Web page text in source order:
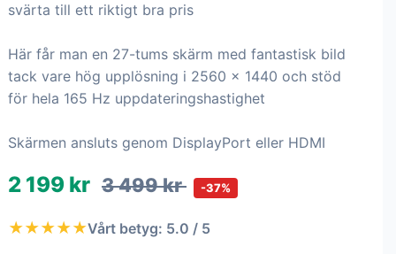
svärta till ett riktigt bra pris
Här får man en 27-tums skärm med fantastisk bild
tack vare hög upplösning i 2560 x 1440 och stöd
för hela 165 Hz uppdateringshastighet
Skärmen ansluts genom DisplayPort eller HDMI
2 199 kr 3 499 kr -37%
★★★★★Vårt betyg: 5.0 / 5